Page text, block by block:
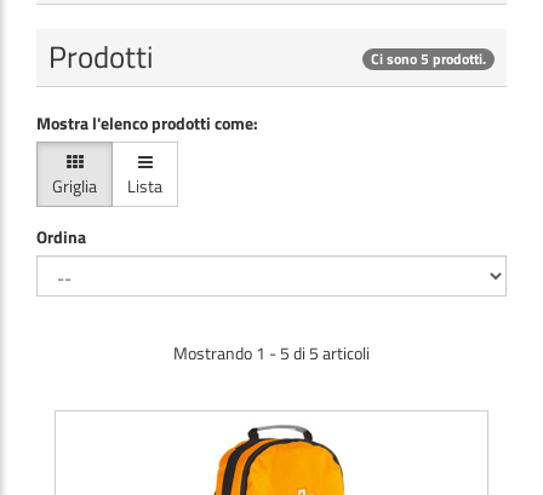
Prodotti Ci sono 5 prodotti.
Mostra l'elenco prodotti come:
Griglia
Lista
Ordina
Mostrando 1 - 5 di 5 articoli